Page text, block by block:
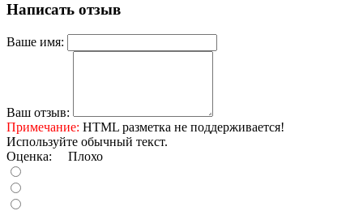
Написать отзыв
Ваше имя:
Ваш отзыв:
Примечание: HTML разметка не поддерживается!
Используйте обычный текст.
Оценка: Плохо